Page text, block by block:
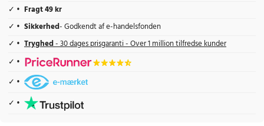
Fragt 49 kr
Sikkerhed- Godkendt af e-handelsfonden
Tryghed- 30 dages prisgaranti - Over 1 million tilfredse kunder